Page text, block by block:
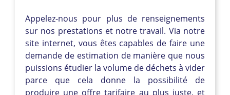
Appelez-nous pour plus de renseignements
sur nos prestations et notre travail. Via notre
site internet, vous êtes capables de faire une
demande de estimation de manière que nous
puissions étudier la volume de déchets à vider
parce que cela donne la possibilité de
produire une offre tarifaire au plus juste, et